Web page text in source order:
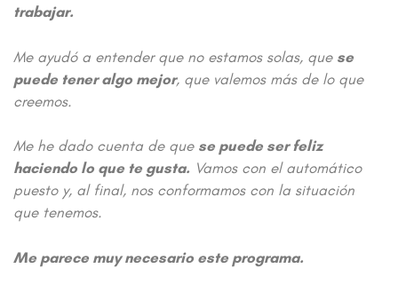
trabajar.
Me ayudó a entender que no estamos solas, que se
puede tener algo mejor, que valemos más de lo que
creemos.
Me he dado cuenta de que se puede ser feliz
haciendo lo que te gusta. Vamos con el automático
puesto y, al final, nos conformamos con la situación
que tenemos.
Me parece muy necesario este programa.